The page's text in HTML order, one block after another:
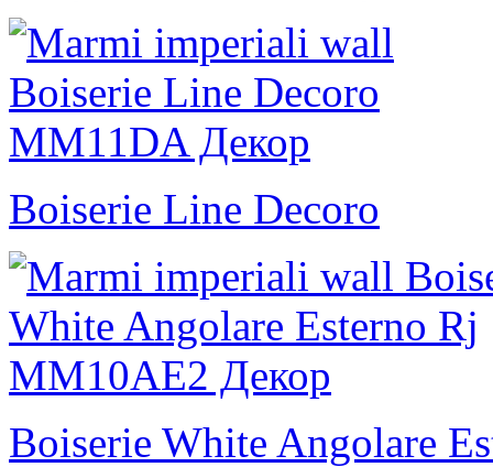
Boiserie Line Decoro
Boiserie White Angolare